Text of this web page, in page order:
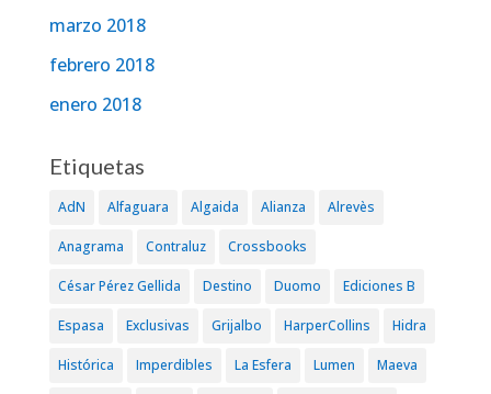
marzo 2018
febrero 2018
enero 2018
Etiquetas
AdN Alfaguara Algaida Alianza Alrevès
Anagrama Contraluz Crossbooks
César Pérez Gellida Destino Duomo Ediciones B
Espasa Exclusivas Grijalbo HarperCollins Hidra
Histórica Imperdibles La Esfera Lumen Maeva